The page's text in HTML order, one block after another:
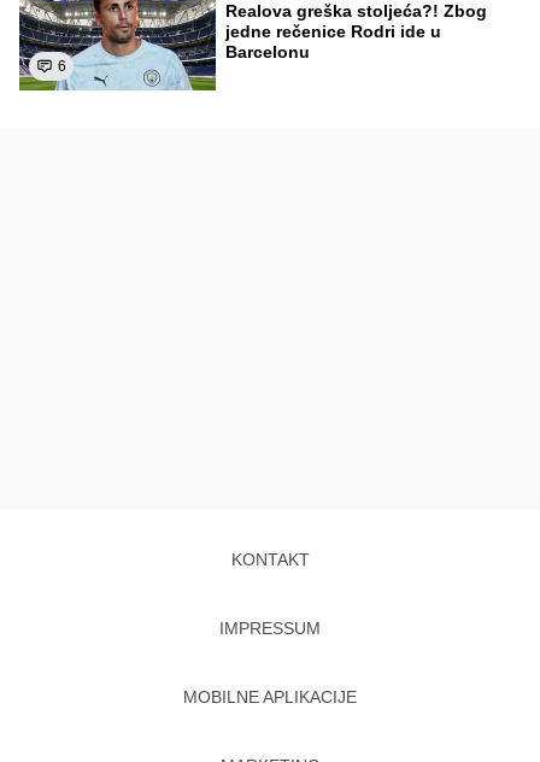
6
Realova greška stoljeća?! Zbog
jedne rečenice Rodri ide u
Barcelonu
KONTAKT
IMPRESSUM
MOBILNE APLIKACIJE